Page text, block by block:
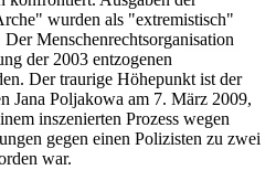
wurden als "extremistisch"
Menschenrechtsorganisation
der 2003 entzogenen
Der traurige Höhepunkt ist der
Jana Poljakowa am 7. März 2009,
inszenierten Prozess wegen
gegen einen Polizisten zu zwei
war.